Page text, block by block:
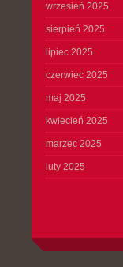
wrzesień 2025
sierpień 2025
lipiec 2025
czerwiec 2025
maj 2025
kwiecień 2025
marzec 2025
luty 2025